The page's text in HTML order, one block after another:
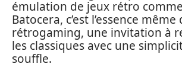
émulation de jeux rétro
Batocera, c’est l’essence même
rétrogaming, une invitation à
les classiques avec une
souffle.